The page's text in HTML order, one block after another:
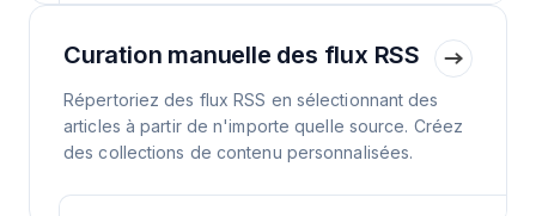
Curation manuelle des flux RSS
Répertoriez des flux RSS en sélectionnant des
articles à partir de n'importe quelle source. Créez
des collections de contenu personnalisées.